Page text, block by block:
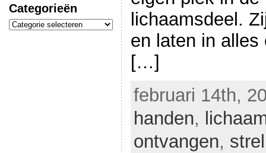
Categorieën
Categorieën
lichaamsdeel.
en laten in alles
[…]
februari 14th,
handen,
ontvangen,